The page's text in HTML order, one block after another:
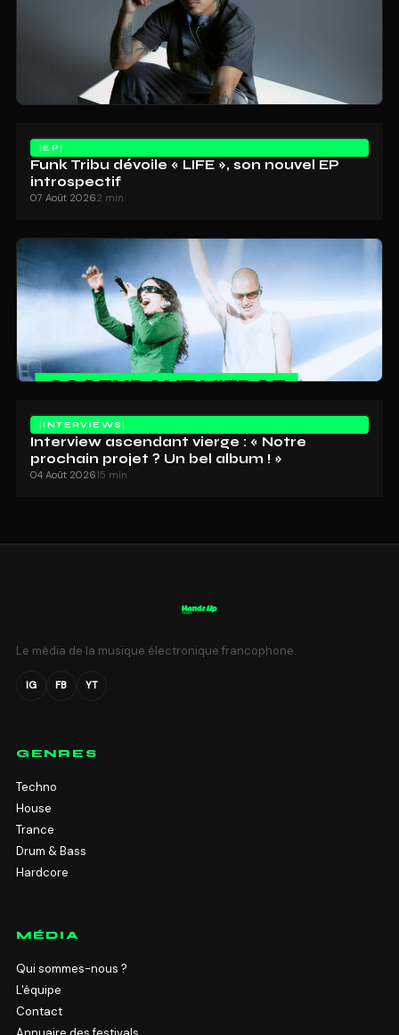
EP
Funk Tribu dévoile « LIFE », son nouvel EP
introspectif
07 Août 20262 min
INTERVIEWS
Interview ascendant vierge : « Notre
prochain projet ? Un bel album ! »
04 Août 202615 min
Le média de la musique électronique francophone.
IG FB YT
GENRES
Techno
House
Trance
Drum & Bass
Hardcore
MÉDIA
Qui sommes-nous ?
L'équipe
Contact